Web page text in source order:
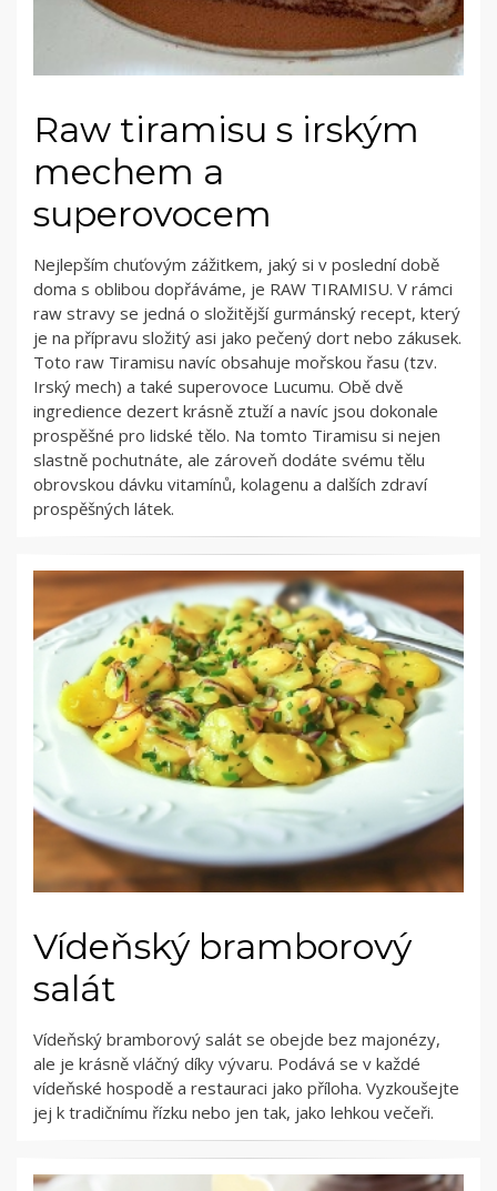
Raw tiramisu s irským
mechem a
superovocem
Nejlepším chuťovým zážitkem, jaký si v poslední době
doma s oblibou dopřáváme, je RAW TIRAMISU. V rámci
raw stravy se jedná o složitější gurmánský recept, který
je na přípravu složitý asi jako pečený dort nebo zákusek.
Toto raw Tiramisu navíc obsahuje mořskou řasu (tzv.
Irský mech) a také superovoce Lucumu. Obě dvě
ingredience dezert krásně ztuží a navíc jsou dokonale
prospěšné pro lidské tělo. Na tomto Tiramisu si nejen
slastně pochutnáte, ale zároveň dodáte svému tělu
obrovskou dávku vitamínů, kolagenu a dalších zdraví
prospěšných látek.
Vídeňský bramborový
salát
Vídeňský bramborový salát se obejde bez majonézy,
ale je krásně vláčný díky vývaru. Podává se v každé
vídeňské hospodě a restauraci jako příloha. Vyzkoušejte
jej k tradičnímu řízku nebo jen tak, jako lehkou večeři.